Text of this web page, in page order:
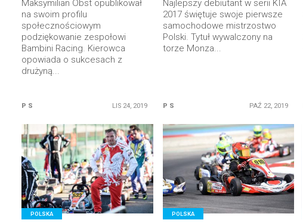
Maksymilian Obst opublikował
na swoim profilu
społecznościowym
podziękowanie zespołowi
Bambini Racing. Kierowca
opowiada o sukcesach z
drużyną...
P S LIS 24, 2019
Najlepszy debiutant w serii KIA
2017 świętuje swoje pierwsze
samochodowe mistrzostwo
Polski. Tytuł wywalczony na
torze Monza...
P S PAŹ 22, 2019
READ MORE
POLSKA
READ MORE
POLSKA